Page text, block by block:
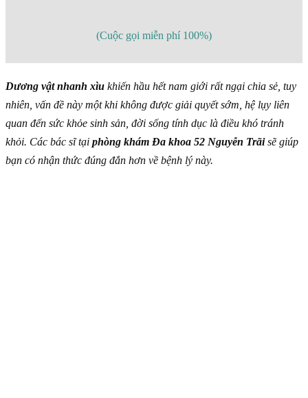
(Cuộc gọi miễn phí 100%)
Dương vật nhanh xìu khiến hầu hết nam giới rất ngại chia sẻ, tuy
nhiên, vấn đề này một khi không được giải quyết sớm, hệ lụy liên
quan đến sức khỏe sinh sản, đời sống tính dục là điều khó tránh
khỏi. Các bác sĩ tại phòng khám Đa khoa 52 Nguyễn Trãisẽ giúp
bạn có nhận thức đúng đắn hơn về bệnh lý này.